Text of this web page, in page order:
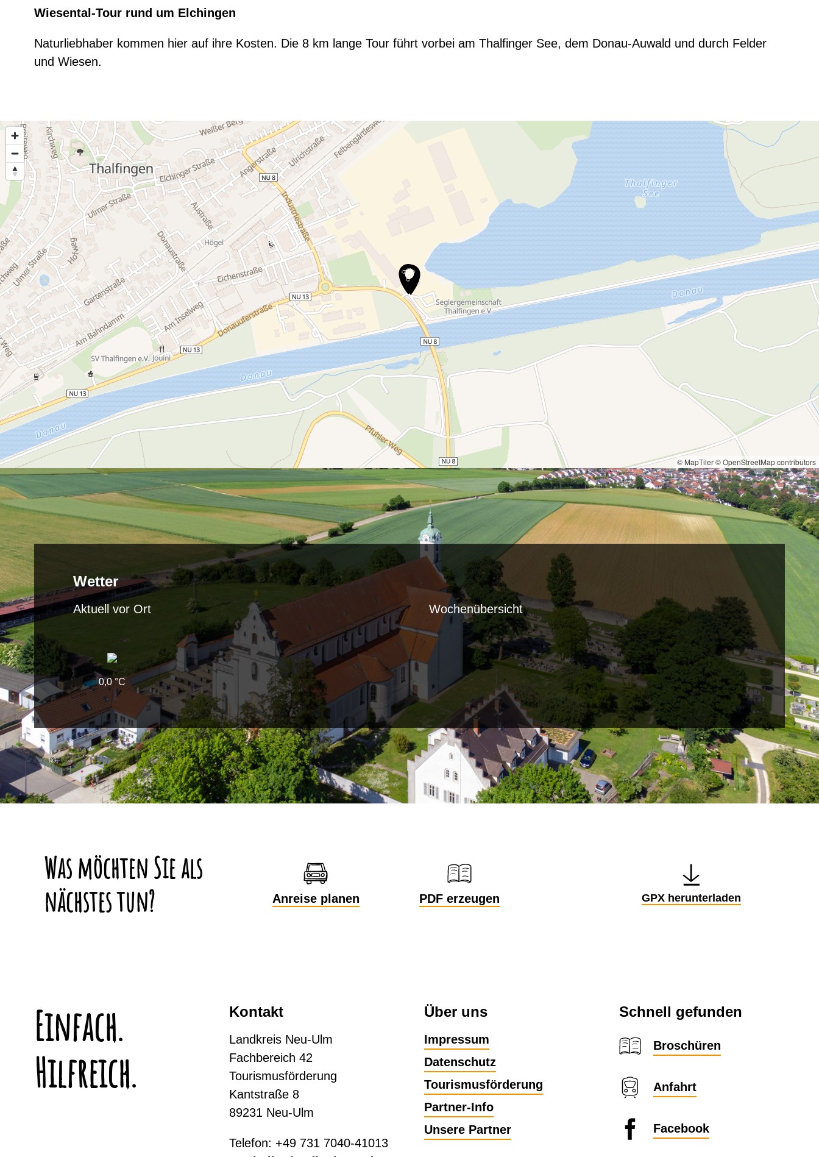
Wiesental-Tour rund um Elchingen
Naturliebhaber kommen hier auf ihre Kosten. Die 8 km lange Tour führt vorbei am Thalfinger See, dem Donau-Auwald und durch Felder
und Wiesen.
© MapTiler© OpenStreetMap contributors
Wetter
Aktuell vor Ort
0,0 °C
Wochenübersicht
Was möchten Sie als
nächstes tun?
Anreise planen PDF erzeugen GPX herunterladen
Einfach.
Hilfreich.
Kontakt
Landkreis Neu-Ulm
Fachbereich 42
Tourismusförderung
Kantstraße 8
89231 Neu-Ulm
Telefon: +49 731 7040-41013
Über uns
Impressum
Datenschutz
Tourismusförderung
Partner-Info
Unsere Partner
Schnell gefunden
Broschüren
Anfahrt
Facebook